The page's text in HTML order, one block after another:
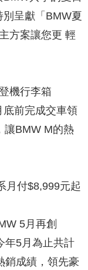
呈獻「BMW夏
方案讓您更 輕
機行李箱
底前完成交車領
讓BMW M的熱
月付$8,999元起
5月再創
年5月為止共計
銷成績，領先豪